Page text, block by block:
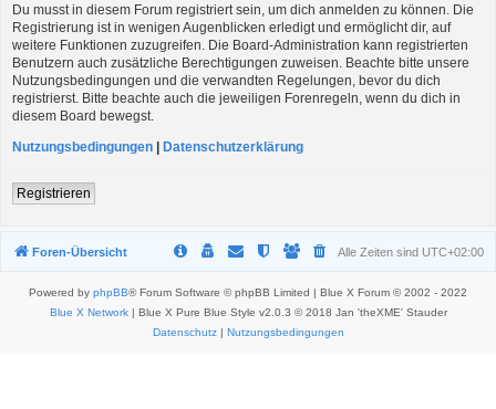
Du musst in diesem Forum registriert sein, um dich anmelden zu können. Die
Registrierung ist in wenigen Augenblicken erledigt und ermöglicht dir, auf
weitere Funktionen zuzugreifen. Die Board-Administration kann registrierten
Benutzern auch zusätzliche Berechtigungen zuweisen. Beachte bitte unsere
Nutzungsbedingungen und die verwandten Regelungen, bevor du dich
registrierst. Bitte beachte auch die jeweiligen Forenregeln, wenn du dich in
diesem Board bewegst.
Nutzungsbedingungen | Datenschutzerklärung
Registrieren
Foren-Übersicht Alle Zeiten sind UTC+02:00
Powered by phpBB® Forum Software © phpBB Limited | Blue X Forum © 2002 - 2022
Blue X Network| Blue X Pure Blue Style v2.0.3 © 2018 Jan 'theXME' Stauder
Datenschutz| Nutzungsbedingungen